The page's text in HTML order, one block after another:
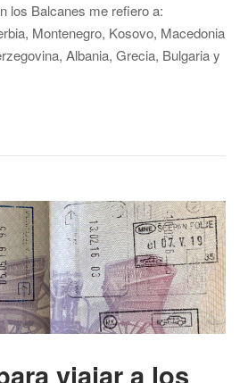
los Balcanes me refiero a:
Montenegro, Kosovo, Macedonia
Albania, Grecia, Bulgaria y
viajar a los